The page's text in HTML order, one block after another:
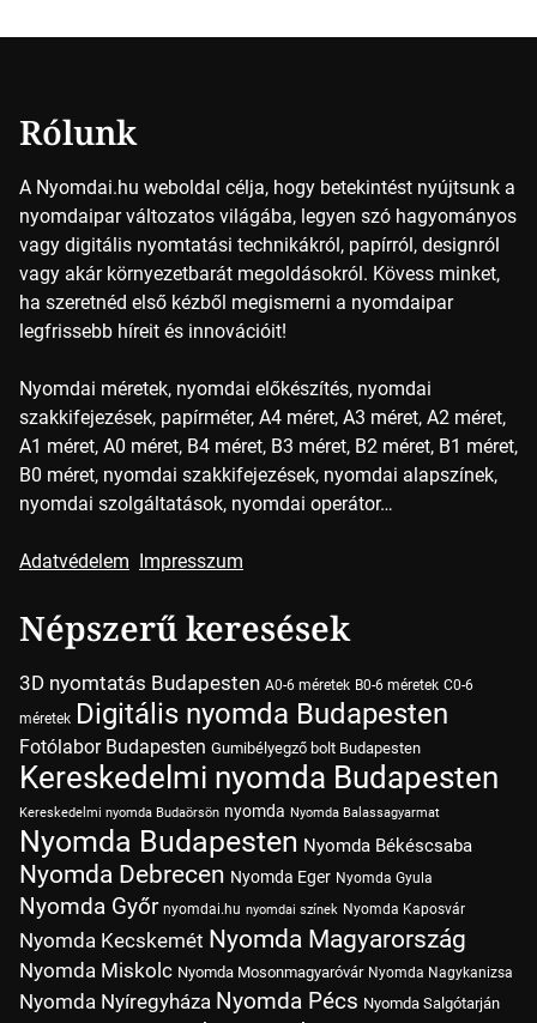
Rólunk
A Nyomdai.hu weboldal célja, hogy betekintést nyújtsunk a
nyomdaipar változatos világába, legyen szó hagyományos
vagy digitális nyomtatási technikákról, papírról, designról
vagy akár környezetbarát megoldásokról. Kövess minket,
ha szeretnéd első kézből megismerni a nyomdaipar
legfrissebb híreit és innovációit!
Nyomdai méretek, nyomdai előkészítés, nyomdai
szakkifejezések, papírméter, A4 méret, A3 méret, A2 méret,
A1 méret, A0 méret, B4 méret, B3 méret, B2 méret, B1 méret,
B0 méret, nyomdai szakkifejezések, nyomdai alapszínek,
nyomdai szolgáltatások, nyomdai operátor…
Adatvédelem Impresszum
Népszerű keresések
3D nyomtatás Budapesten A0-6 méretek B0-6 méretek C0-6
méretek Digitális nyomda Budapesten
Fotólabor Budapesten Gumibélyegző bolt Budapesten
Kereskedelmi nyomda Budapesten
Kereskedelmi nyomda Budaörsön nyomda Nyomda Balassagyarmat
Nyomda Budapesten Nyomda Békéscsaba
Nyomda Debrecen Nyomda Eger Nyomda Gyula
Nyomda Győr nyomdai.hu nyomdai színek Nyomda Kaposvár
Nyomda Kecskemét Nyomda Magyarország
Nyomda Miskolc Nyomda Mosonmagyaróvár Nyomda Nagykanizsa
Nyomda Nyíregyháza Nyomda Pécs Nyomda Salgótarján